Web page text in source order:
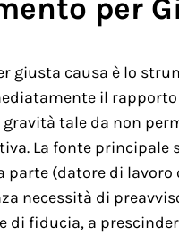
per
giusta causa è lo
il
tale da non
La fonte principale
parte (datore di
necessità di
di fiducia, a